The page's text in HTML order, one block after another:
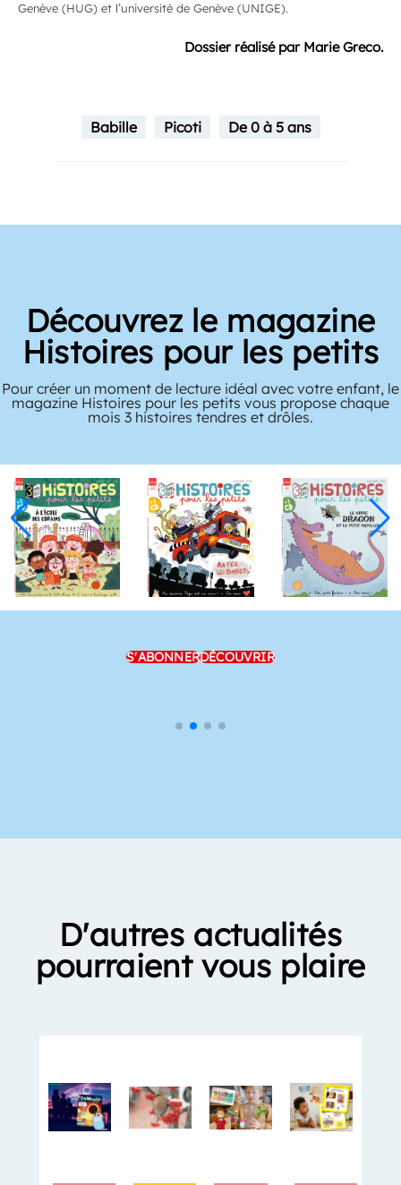
Genève (HUG) et l’université de Genève (UNIGE).
Dossier réalisé par Marie Greco.
Babille Picoti De 0 à 5 ans
Découvrez le magazine
Histoires pour les petits
Pour créer un moment de lecture idéal avec votre enfant, le
magazine Histoires pour les petits vous propose chaque
mois 3 histoires tendres et drôles.
S'ABONNERDÉCOUVRIR
D'autres actualités
pourraient vous plaire